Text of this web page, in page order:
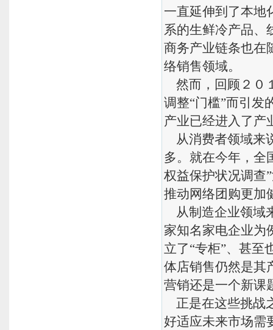
一直延伸到了本地
系的生鲜冷产品、
商务产业链条也在
络销售领域。
然而，回顾２０
调整“门槛”而引发
产业已经进入了产
从消费者领域来
多。就在今年，全
权益保护状况调查
推动网络团购更加
从制造企业领域
家知名家电企业为
立了“专柜”、甚至
体店销售仍然是其
营销还是一个新课
正是在这些挑战
好适应未来市场需